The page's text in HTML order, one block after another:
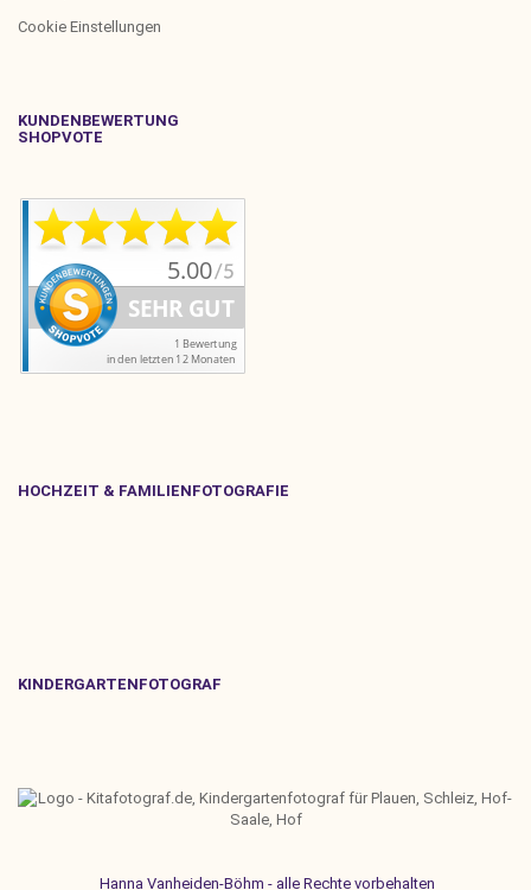
Cookie Einstellungen
KUNDENBEWERTUNG
SHOPVOTE
HOCHZEIT & FAMILIENFOTOGRAFIE
KINDERGARTENFOTOGRAF
Hanna Vanheiden-Böhm - alle Rechte vorbehalten